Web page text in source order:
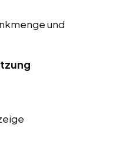
und